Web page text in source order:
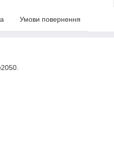
Умови повернення